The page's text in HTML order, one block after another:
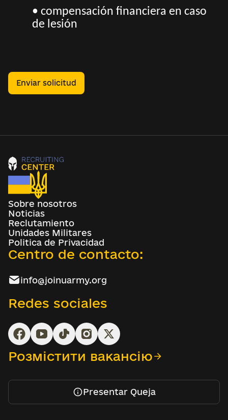
• compensación financiera en caso
de lesión
Enviar solicitud
Sobre nosotros
Noticias
Reclutamiento
Unidades Militares
Politica de Privacidad
Centro de contacto:
info@joinuarmy.org
Redes sociales
Розмістити вакансію
Presentar Queja